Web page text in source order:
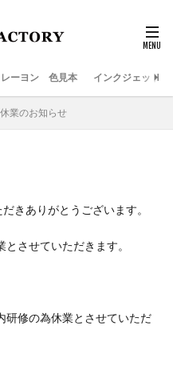
ーヨン 色見本 インクジェット
業のお知らせ
きありがとうございます。
させていただきます。
研修の為休業とさせていただ